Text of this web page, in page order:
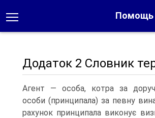
Помощь
Додаток 2 Словник
Агент — особа, котра за
особи (принципала) за певну
рахунок принципала виконує